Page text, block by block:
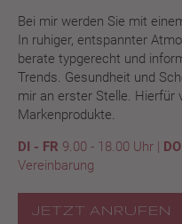
Bei mir werden Sie mit
In ruhiger, entspannter
berate typgerecht und
Trends. Gesundheit und
mir an erster Stelle. Hierfür
Markenprodukte.
DI - FR 9.00 - 18.00 Uhr | DO
Vereinbarung
JETZT ANRUFEN